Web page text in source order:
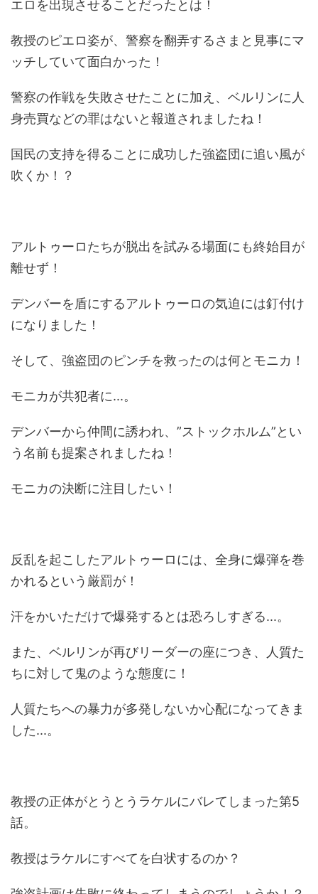
エロを出現させることだったとは！
教授のピエロ姿が、警察を翻弄するさまと見事にマ
ッチしていて面白かった！
警察の作戦を失敗させたことに加え、ベルリンに人
身売買などの罪はないと報道されましたね！
国民の支持を得ることに成功した強盗団に追い風が
吹くか！？
アルトゥーロたちが脱出を試みる場面にも終始目が
離せず！
デンバーを盾にするアルトゥーロの気迫には釘付け
になりました！
そして、強盗団のピンチを救ったのは何とモニカ！
モニカが共犯者に...。
デンバーから仲間に誘われ、”ストックホルム”とい
う名前も提案されましたね！
モニカの決断に注目したい！
反乱を起こしたアルトゥーロには、全身に爆弾を巻
かれるという厳罰が！
汗をかいただけで爆発するとは恐ろしすぎる...。
また、ベルリンが再びリーダーの座につき、人質た
ちに対して鬼のような態度に！
人質たちへの暴力が多発しないか心配になってきま
した...。
教授の正体がとうとうラケルにバレてしまった第5
話。
教授はラケルにすべてを白状するのか？